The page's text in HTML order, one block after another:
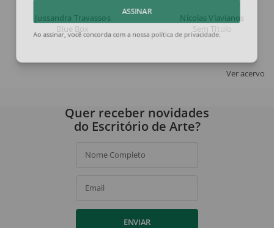
Jussandra Travassos
Blue Box
Nicolas Vlavianos
Sem Título
Ver acervo
Quer receber novidades
do Escritório de Arte?
Nome Completo
Email
ENVIAR